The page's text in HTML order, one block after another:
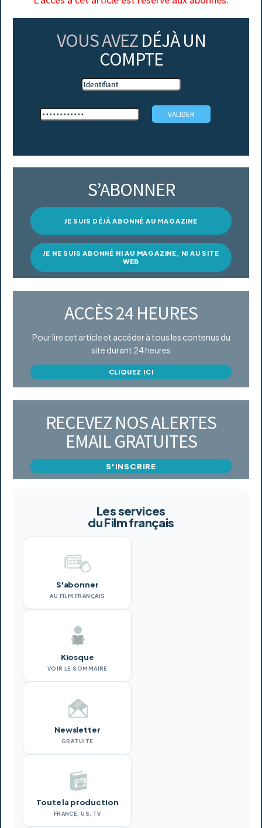
VOUS AVEZ DÉJÀ UN
COMPTE
S’ABONNER
JE SUIS DÉJÀ ABONNÉ AU MAGAZINE
JE NE SUIS ABONNÉ NI AU MAGAZINE, NI AU SITE
WEB
ACCÈS 24 HEURES
Pour lire cet article et accéder à tous les contenus du
site durant 24 heures
CLIQUEZ ICI
RECEVEZ NOS ALERTES
EMAIL GRATUITES
S'INSCRIRE
Les services
du Film français
S'abonner
AU FILM FRANÇAIS
Kiosque
VOIR LE SOMMAIRE
Newsletter
GRATUITE
Toute la production
FRANCE, US, TV